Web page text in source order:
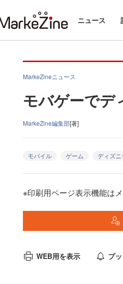
ニュース
MarkeZineニュース
モバゲーでデ
MarkeZine編集部[著]
モバイル ゲーム ディズニ
※印刷用ページ表示機能は
WEB用を表示 プ